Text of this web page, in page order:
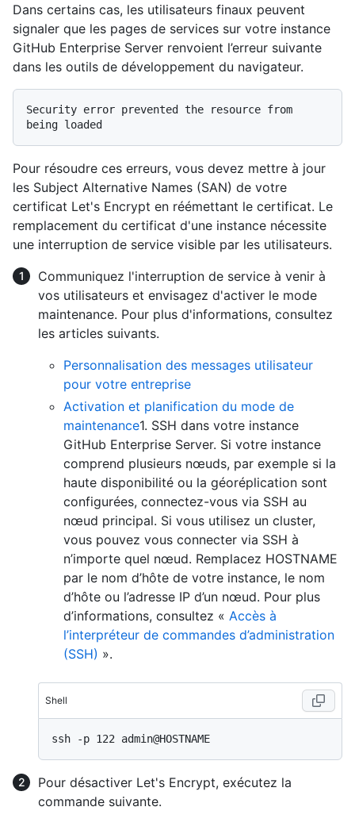
Dans certains cas, les utilisateurs finaux peuvent
signaler que les pages de services sur votre instance
GitHub Enterprise Server renvoient l’erreur suivante
dans les outils de développement du navigateur.
Security error prevented the resource from
Pour résoudre ces erreurs, vous devez mettre à jour
les Subject Alternative Names (SAN) de votre
certificat Let's Encrypt en réémettant le certificat. Le
remplacement du certificat d'une instance nécessite
une interruption de service visible par les utilisateurs.
Communiquez l'interruption de service à venir à
vos utilisateurs et envisagez d'activer le mode
maintenance. Pour plus d'informations, consultez
les articles suivants.
Personnalisation des messages utilisateur
pour votre entreprise
Activation et planification du mode de
maintenance1. SSH dans votre instance
GitHub Enterprise Server. Si votre instance
comprend plusieurs nœuds, par exemple si la
haute disponibilité ou la géoréplication sont
configurées, connectez-vous via SSH au
nœud principal. Si vous utilisez un cluster,
vous pouvez vous connecter via SSH à
n’importe quel nœud. Remplacez HOSTNAME
par le nom d’hôte de votre instance, le nom
d’hôte ou l’adresse IP d’un nœud. Pour plus
d’informations, consultez « Accès à
l’interpréteur de commandes d’administration
(SSH) ».
Shell
Pour désactiver Let's Encrypt, exécutez la
commande suivante.